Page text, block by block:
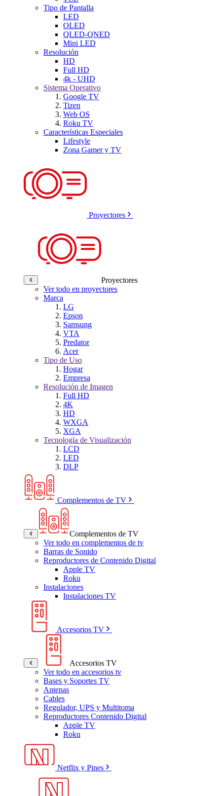
Tipo de Pantalla
LED
OLED
QLED-QNED
Mini LED
Resolución
HD
Full HD
4k - UHD
Sistema Operativo
Google TV
Tizen
Web OS
Roku TV
Características Especiales
Lifestyle
Zona Gamer y TV
Proyectores
Proyectores
Ver todo en proyectores
Marca
LG
Epson
Samsung
VTA
Predator
Acer
Tipo de Uso
Hogar
Empresa
Resolución de Imagen
Full HD
4K
HD
WXGA
XGA
Tecnología de Visualización
LCD
LED
DLP
Complementos de TV
Complementos de TV
Ver todo en complementos de tv
Barras de Sonido
Reproductores de Contenido Digital
Apple TV
Roku
Instalaciones
Instalaciones TV
Accesorios TV
Accesorios TV
Ver todo en accesorios tv
Bases y Soportes TV
Antenas
Cables
Regulador, UPS y Multitoma
Reproductores Contenido Digital
Apple TV
Roku
Netflix y Pines